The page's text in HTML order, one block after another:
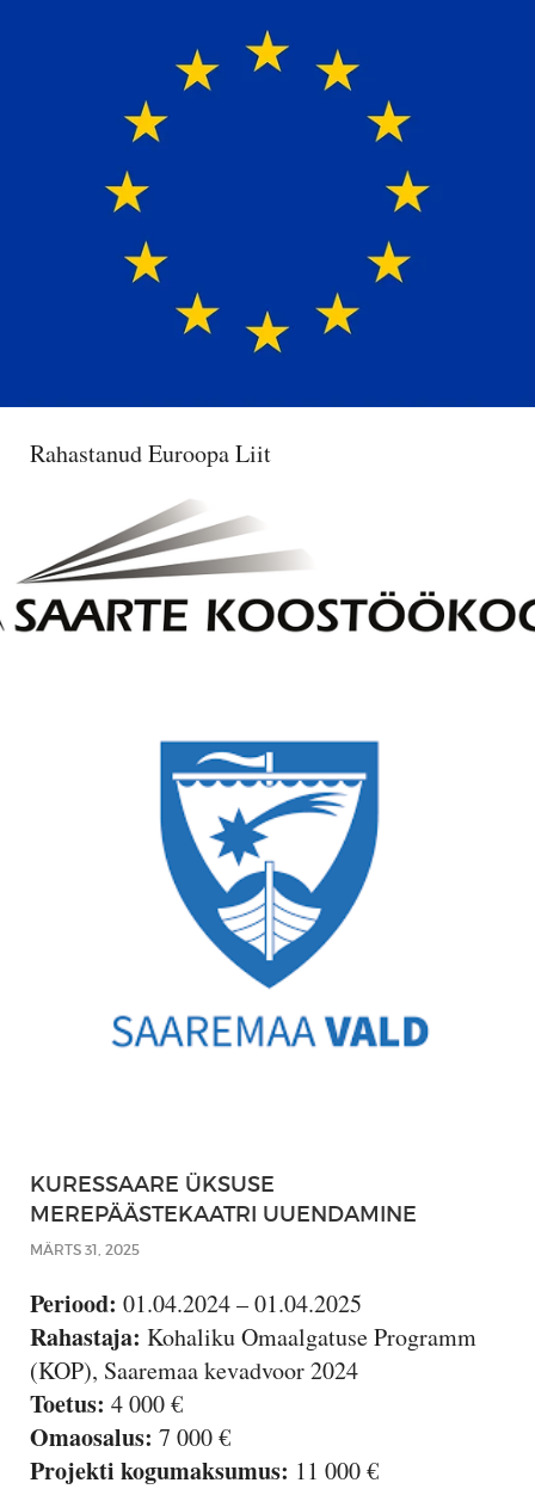
Rahastanud Euroopa Liit
KURESSAARE ÜKSUSE
MEREPÄÄSTEKAATRI UUENDAMINE
MÄRTS 31, 2025
Periood: 01.04.2024 – 01.04.2025
Rahastaja: Kohaliku Omaalgatuse Programm
(KOP), Saaremaa kevadvoor 2024
Toetus: 4 000 €
Omaosalus: 7 000 €
Projekti kogumaksumus: 11 000 €